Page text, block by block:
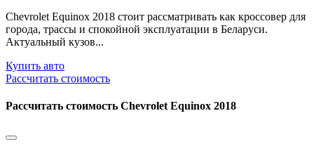
Chevrolet Equinox 2018 стоит рассматривать как кроссовер для
города, трассы и спокойной эксплуатации в Беларуси.
Актуальный кузов...
Купить авто
Рассчитать стоимость
Рассчитать стоимость Chevrolet Equinox 2018